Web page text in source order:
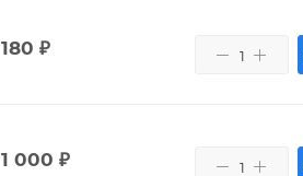
180 ₽
1 000 ₽